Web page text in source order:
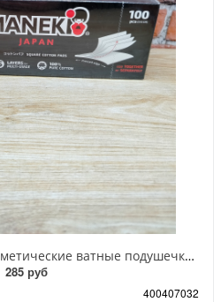
Maneki Black & White Косметические ватные подушечки 5-ти слойные 100 шт
285 руб
400407032